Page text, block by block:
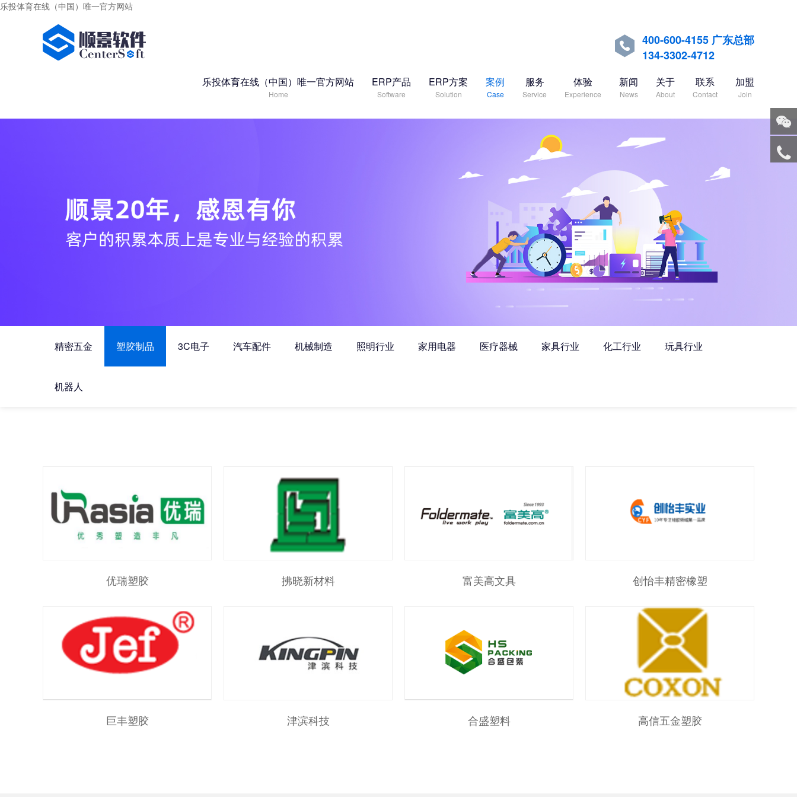
乐投体育在线（中国）唯一官方网站

400-600-4155 广东总部
134-3302-4712
乐投体育在线（中国）唯一官方网站
Home
ERP产品
Software
ERP方案
Solution
案例
Case
服务
Service
体验
Experience
新闻
News
关于
About
联系
Contact
加盟
Join
精密五金 塑胶制品 3C电子 汽车配件 机械制造 照明行业 家用电器 医疗器械 家具行业 化工行业 玩具行业
机器人
优瑞塑胶 拂晓新材料 富美高文具 创怡丰精密橡塑
巨丰塑胶 津滨科技 合盛塑料 高信五金塑胶
微信